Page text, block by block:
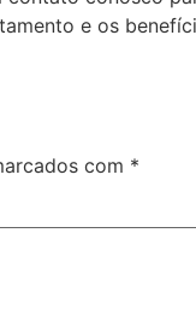
e os
com *